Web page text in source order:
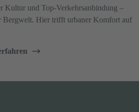
Kultur und Top-Verkehrsanbindung –
Bergwelt. Hier trifft urbaner Komfort auf